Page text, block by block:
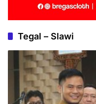
Tegal – Slawi